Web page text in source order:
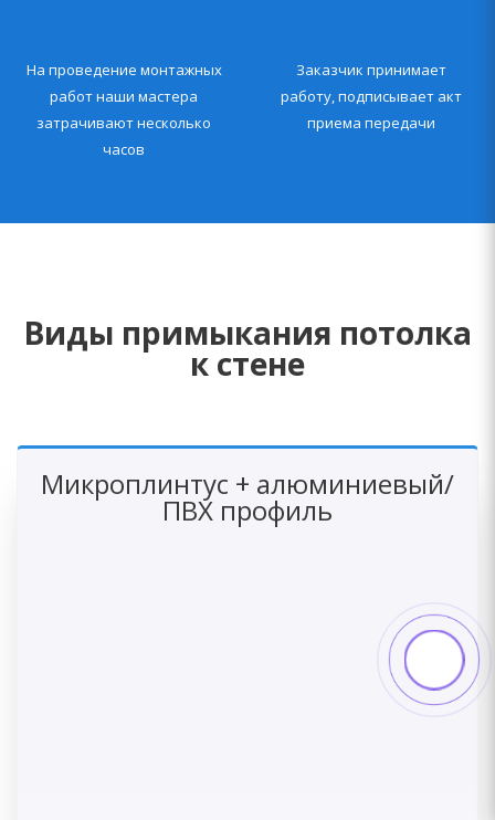
На проведение монтажных
работ наши мастера
затрачивают несколько
часов
Заказчик принимает
работу, подписывает акт
приема передачи
Виды примыкания потолка
к стене
Микроплинтус + алюминиевый/
ПВХ профиль